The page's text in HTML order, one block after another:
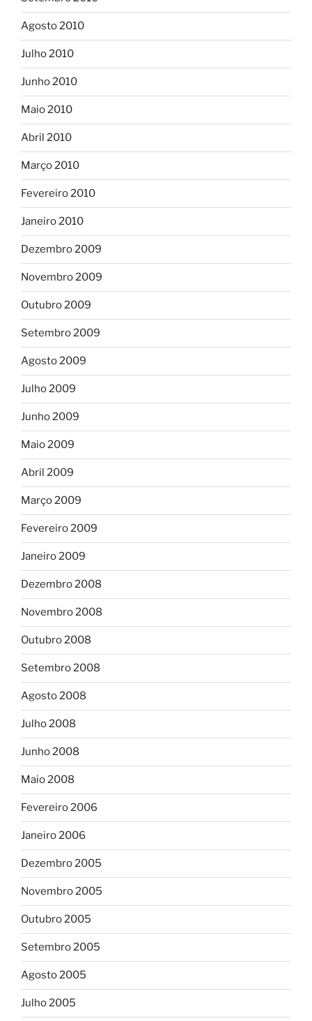
Agosto 2010
Julho 2010
Junho 2010
Maio 2010
Abril 2010
Março 2010
Fevereiro 2010
Janeiro 2010
Dezembro 2009
Novembro 2009
Outubro 2009
Setembro 2009
Agosto 2009
Julho 2009
Junho 2009
Maio 2009
Abril 2009
Março 2009
Fevereiro 2009
Janeiro 2009
Dezembro 2008
Novembro 2008
Outubro 2008
Setembro 2008
Agosto 2008
Julho 2008
Junho 2008
Maio 2008
Fevereiro 2006
Janeiro 2006
Dezembro 2005
Novembro 2005
Outubro 2005
Setembro 2005
Agosto 2005
Julho 2005